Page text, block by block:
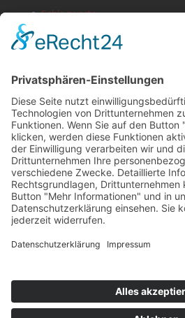
Schlagworte
Impressum
Copyright
HOSTING